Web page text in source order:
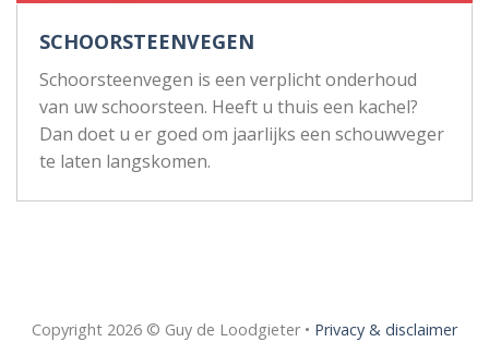
SCHOORSTEENVEGEN
Schoorsteenvegen is een verplicht onderhoud
van uw schoorsteen. Heeft u thuis een kachel?
Dan doet u er goed om jaarlijks een schouwveger
te laten langskomen.
Copyright 2026 © Guy de Loodgieter • Privacy & disclaimer